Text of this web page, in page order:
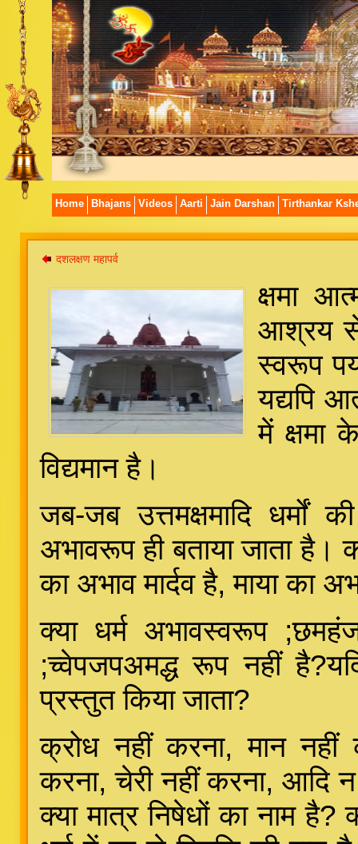
Home Bhajans Videos Aarti Jain Darshan Tirthankar
दशलक्षण महापर्व
क्षमा
आश्रय से
स्वरूप
यद्यपि
में क्षमा
विद्यमान है।
जब-जब उत्तमक्षमादि
अभावरूप ही बताया जाता है।
का अभाव मार्दव है, माया का
क्या धर्म अभावस्वरूप
;च्वेपजपअमद्ध रूप नहीं
प्रस्तुत किया जाता?
क्रोध नहीं करना, मान
करना, चेरी नहीं करना, आदि
क्या मात्र निषेधों का नाम है?